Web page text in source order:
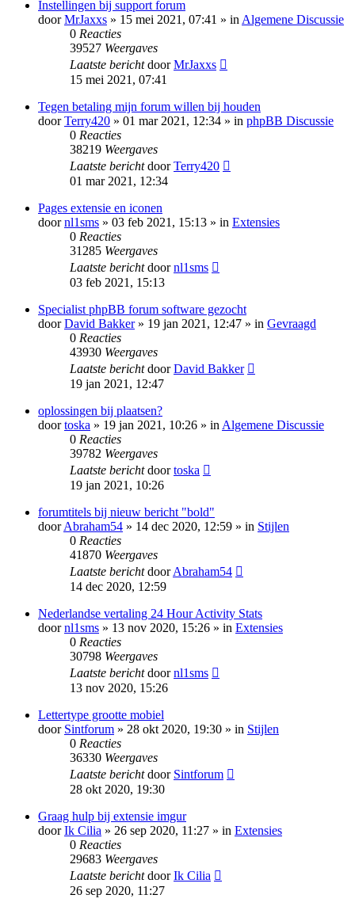
Instellingen bij support forum
doorMrJaxxs » 15 mei 2021, 07:41 » inAlgemene Discussie
0 Reacties
39527 Weergaves
Laatste berichtdoorMrJaxxs
15 mei 2021, 07:41
Tegen betaling mijn forum willen bij houden
doorTerry420 » 01 mar 2021, 12:34 » in phpBB Discussie
0 Reacties
38219 Weergaves
Laatste berichtdoorTerry420
01 mar 2021, 12:34
Pages extensie en iconen
doornl1sms » 03 feb 2021, 15:13 » in Extensies
0 Reacties
31285 Weergaves
Laatste berichtdoornl1sms
03 feb 2021, 15:13
Specialist phpBB forum software gezocht
doorDavid Bakker» 19 jan 2021, 12:47 » in Gevraagd
0 Reacties
43930 Weergaves
Laatste berichtdoorDavid Bakker
19 jan 2021, 12:47
oplossingen bij plaatsen?
doortoska » 19 jan 2021, 10:26 » inAlgemene Discussie
0 Reacties
39782 Weergaves
Laatste berichtdoortoska
19 jan 2021, 10:26
forumtitels bij nieuw bericht "bold"
doorAbraham54 » 14 dec 2020, 12:59 » in Stijlen
0 Reacties
41870 Weergaves
Laatste berichtdoorAbraham54
14 dec 2020, 12:59
Nederlandse vertaling 24 Hour Activity Stats
doornl1sms » 13 nov 2020, 15:26 » in Extensies
0 Reacties
30798 Weergaves
Laatste berichtdoornl1sms
13 nov 2020, 15:26
Lettertype grootte mobiel
door Sintforum » 28 okt 2020, 19:30 » in Stijlen
0 Reacties
36330 Weergaves
Laatste berichtdoor Sintforum
28 okt 2020, 19:30
Graag hulp bij extensie imgur
doorIk Cilia » 26 sep 2020, 11:27 » in Extensies
0 Reacties
29683 Weergaves
Laatste berichtdoorIk Cilia
26 sep 2020, 11:27